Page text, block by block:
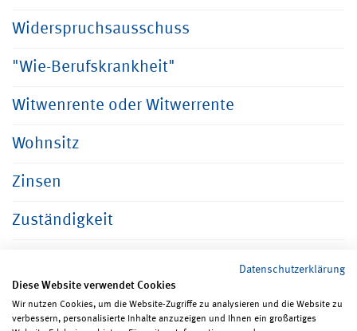
Widerspruchsausschuss
"Wie-Berufskrankheit"
Witwenrente oder Witwerrente
Wohnsitz
Zinsen
Zuständigkeit
Seite teilen Seite drucken
Datenschutzerklärung
Diese Website verwendet Cookies
Wir nutzen Cookies, um die Website-Zugriffe zu analysieren und die Website zu
verbessern, personalisierte Inhalte anzuzeigen und Ihnen ein großartiges